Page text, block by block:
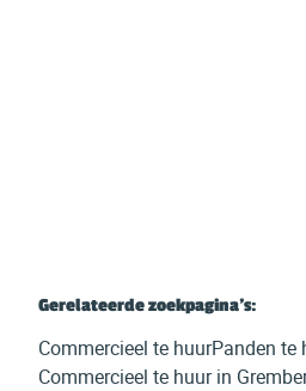
Gerelateerde zoekpagina's:
Commercieel te huurPanden te
Commercieel te huur in